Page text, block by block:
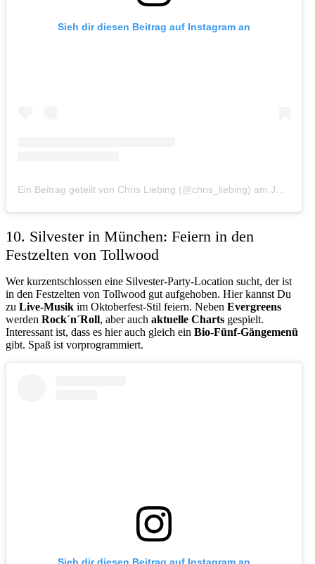
Sieh dir diesen Beitrag auf Instagram an
Ein Beitrag geteilt von Chris Liebing (@chris_liebing) am Jan 19, 2019 um 6:39 PST
10. Silvester in München: Feiern in den
Festzelten von Tollwood
Wer kurzentschlossen eine Silvester-Party-Location sucht, der ist
in den Festzelten von Tollwood gut aufgehoben. Hier kannst Du
zu Live-Musik im Oktoberfest-Stil feiern. Neben Evergreens
werden Rock´n´Roll, aber auch aktuelle Charts gespielt.
Interessant ist, dass es hier auch gleich ein Bio-Fünf-Gängemenü
gibt. Spaß ist vorprogrammiert.